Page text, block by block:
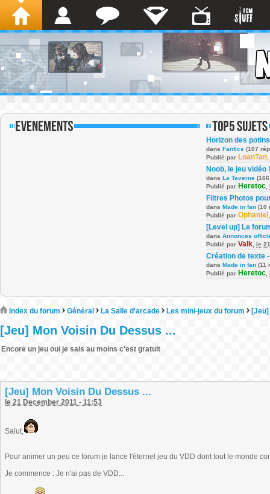
Horizon des potins
dans Fanfics (107
Publié par LoanTan
Noob, le jeu vidéo !
dans La Taverne
Publié par Heretoc
Filtres Photos
dans Made in fan (10
Publié par Ophaniel
[Level up] Le
dans Annonces
Publié par Valk le
Création de texte
dans Made in fan (11
Publié par Heretoc
Index du forum Général La Salle d'arcade Les mini-jeux du forum
[Jeu] Mon Voisin Du Dessus ...
Encore un jeu oui je sais au moins c'est gratuit
[Jeu] Mon Voisin Du Dessus ...
le 21 December 2011 - 11:53
Salut,
Pour animer un peu ce forum je lance l'éternel jeu du VDD dont tout le monde
Je commence : Je n'ai pas de VDD...